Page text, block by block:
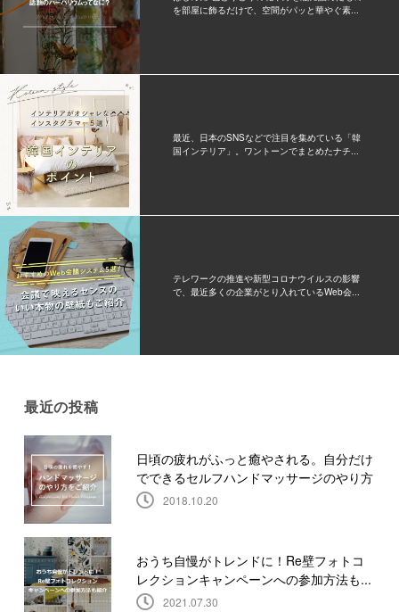
を部屋に飾るだけで、空間がパッと華やぐ素...
最近、日本のSNSなどで注目を集めている「韓
国インテリア」。ワントーンでまとめたナチ...
テレワークの推進や新型コロナウイルスの影響
で、最近多くの企業がとり入れているWeb会...
最近の投稿
日頃の疲れがふっと癒やされる。自分だけ
でできるセルフハンドマッサージのやり方
2018.10.20
おうち自慢がトレンドに！Re壁フォトコ
レクションキャンペーンへの参加方法も...
2021.07.30